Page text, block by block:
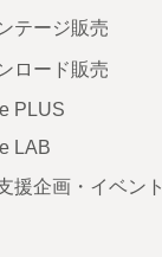
テージ販売
ロード販売
PLUS
LAB
援企画・イベント